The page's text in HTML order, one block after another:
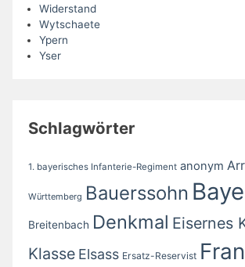
Widerstand
Wytschaete
Ypern
Yser
Schlagwörter
1. bayerisches Infanterie-Regiment anonym
Württemberg Bauerssohn
Breitenbach Denkmal Eisernes
Klasse Elsass Ersatz-Reservist